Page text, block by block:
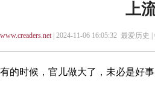
上
www.creaders.net| 2024-11-06 16:05:32 最爱历史 |
有的时候，官儿做大了，未必是好事